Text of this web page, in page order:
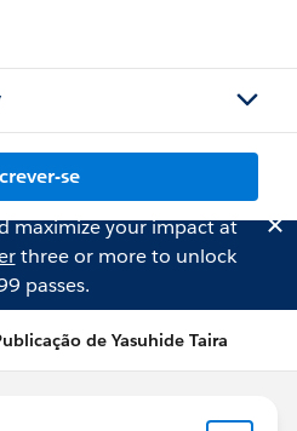
se
maximize your impact at
three or more to unlock
passes.
de Yasuhide Taira